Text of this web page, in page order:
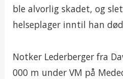
ble alvorlig skadet, og
helseplager inntil han
Notker Lederberger fra
000 m under VM på